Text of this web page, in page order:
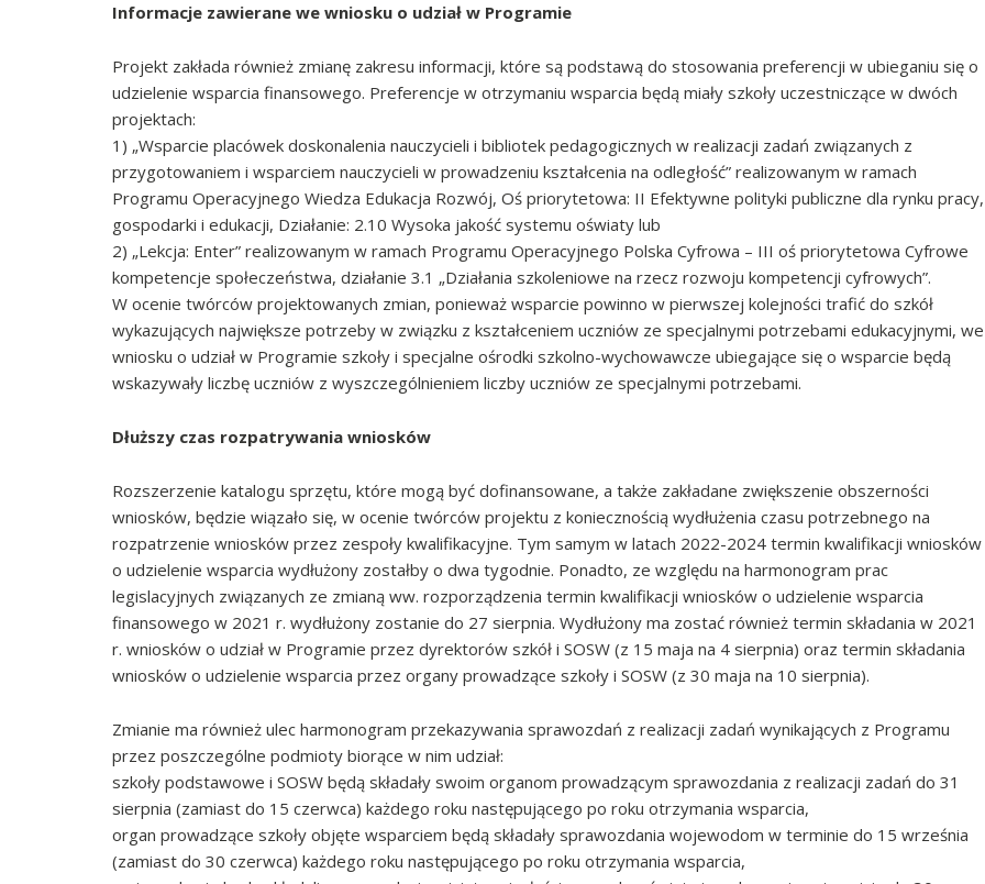
Informacje zawierane we wniosku o udział w Programie
Projekt zakłada również zmianę zakresu informacji, które są podstawą do stosowania preferencji w ubieganiu się o
udzielenie wsparcia finansowego. Preferencje w otrzymaniu wsparcia będą miały szkoły uczestniczące w dwóch
projektach:
1) „Wsparcie placówek doskonalenia nauczycieli i bibliotek pedagogicznych w realizacji zadań związanych z
przygotowaniem i wsparciem nauczycieli w prowadzeniu kształcenia na odległość” realizowanym w ramach
Programu Operacyjnego Wiedza Edukacja Rozwój, Oś priorytetowa: II Efektywne polityki publiczne dla rynku pracy,
gospodarki i edukacji, Działanie: 2.10 Wysoka jakość systemu oświaty lub
2) „Lekcja: Enter” realizowanym w ramach Programu Operacyjnego Polska Cyfrowa – III oś priorytetowa Cyfrowe
kompetencje społeczeństwa, działanie 3.1 „Działania szkoleniowe na rzecz rozwoju kompetencji cyfrowych”.
W ocenie twórców projektowanych zmian, ponieważ wsparcie powinno w pierwszej kolejności trafić do szkół
wykazujących największe potrzeby w związku z kształceniem uczniów ze specjalnymi potrzebami edukacyjnymi, we
wniosku o udział w Programie szkoły i specjalne ośrodki szkolno-wychowawcze ubiegające się o wsparcie będą
wskazywały liczbę uczniów z wyszczególnieniem liczby uczniów ze specjalnymi potrzebami.
Dłuższy czas rozpatrywania wniosków
Rozszerzenie katalogu sprzętu, które mogą być dofinansowane, a także zakładane zwiększenie obszerności
wniosków, będzie wiązało się, w ocenie twórców projektu z koniecznością wydłużenia czasu potrzebnego na
rozpatrzenie wniosków przez zespoły kwalifikacyjne. Tym samym w latach 2022-2024 termin kwalifikacji wniosków
o udzielenie wsparcia wydłużony zostałby o dwa tygodnie. Ponadto, ze względu na harmonogram prac
legislacyjnych związanych ze zmianą ww. rozporządzenia termin kwalifikacji wniosków o udzielenie wsparcia
finansowego w 2021 r. wydłużony zostanie do 27 sierpnia. Wydłużony ma zostać również termin składania w 2021
r. wniosków o udział w Programie przez dyrektorów szkół i SOSW (z 15 maja na 4 sierpnia) oraz termin składania
wniosków o udzielenie wsparcia przez organy prowadzące szkoły i SOSW (z 30 maja na 10 sierpnia).
Zmianie ma również ulec harmonogram przekazywania sprawozdań z realizacji zadań wynikających z Programu
przez poszczególne podmioty biorące w nim udział:
szkoły podstawowe i SOSW będą składały swoim organom prowadzącym sprawozdania z realizacji zadań do 31
sierpnia (zamiast do 15 czerwca) każdego roku następującego po roku otrzymania wsparcia,
organ prowadzące szkoły objęte wsparciem będą składały sprawozdania wojewodom w terminie do 15 września
(zamiast do 30 czerwca) każdego roku następującego po roku otrzymania wsparcia,